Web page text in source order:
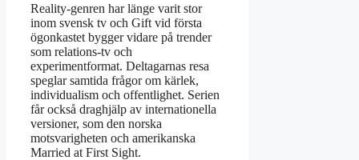
Reality-genren har länge varit stor
inom svensk tv och Gift vid första
ögonkastet bygger vidare på trender
som relations-tv och
experimentformat. Deltagarnas resa
speglar samtida frågor om kärlek,
individualism och offentlighet. Serien
får också draghjälp av internationella
versioner, som den norska
motsvarigheten och amerikanska
Married at First Sight.